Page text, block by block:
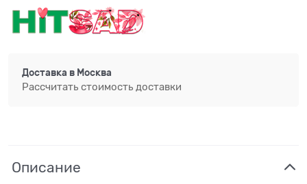
Доставка в Москва
Рассчитать стоимость доставки
Описание